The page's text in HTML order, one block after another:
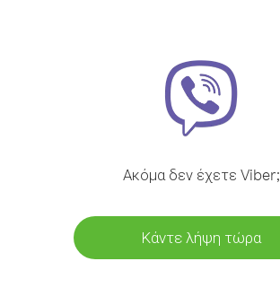
Ακόμα δεν έχετε Viber;
Κάντε λήψη τώρα